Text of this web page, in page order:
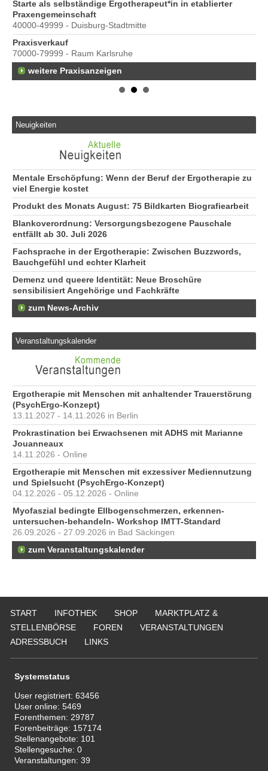
Starte als selbständige Ergotherapeut*in in etablierter
Praxengemeinschaft
40000-49999 - Duisburg-Stadtmitte
Praxisverkauf
70000-79999 - Raum Karlsruhe
weitere Praxisanzeigen
Neuigkeiten
Mentale Erschöpfung: Wenn der Beruf der Ergotherapie zu
viel Energie kostet
Produkt des Monats August: 75 Bildkarten Biografiearbeit
Blankoverordnung: Versorgungsbezogene Pauschale
entfällt ab 30. Juli 2026
Fachsprache in der Ergotherapie: Zwischen Buzzwords,
Bauchgefühl und echter Klarheit
Demenz und queere Identität: Neue Broschüre
sensibilisiert Angehörige und Fachkräfte
zum News-Archiv
Veranstaltungskalender
Ergotherapie mit Menschen mit anhaltender Trauerstörung
(PsychErgo-Konzept)
13.11.2027 - 14.11.2026 in Berlin
Prokrastination bei Erwachsenen mit ADHS mit Marianne
Jouanneaux
14.11.2026 - Online
Ergotherapie mit Menschen mit exzessiver Mediennutzung
und Spielsucht (PsychErgo-Konzept)
04.12.2026 - 05.12.2026 - Online
Myofaszial bedingte Ellbogenschmerzen, erkennen-
untersuchen-behandeln- Workshop IMTT-Standard
26.09.2026 - 27.09.2026 in Bad Säckingen
zum Veranstaltungskalender
START INFOTHEK SHOP
MARKTPLATZ &
STELLENBÖRSE
FOREN
VERANSTALTUNGEN
ADRESSBUCH
LINKS
Systemstatus
User registriert:63456
User online:5469
Forenthemen: 29787
Forenbeiträge: 157174
Stellenangebote: 101
Stellengesuche:0
Veranstaltungen:39